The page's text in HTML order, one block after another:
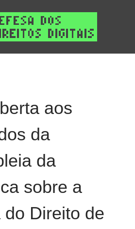
aos
da
da
sobre a
do Direito de